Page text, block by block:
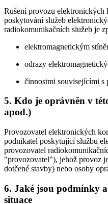
Rušení provozu elektronických
poskytování služeb
radiokomunikačních služeb je
elektromagnetickým
odrazy
činnostmi souvisejícími s
5. Kdo je oprávněn v
apod.)
Provozovatel elektronických
podnikatel poskytující službu
provozovatel
"provozovatel"), jehož provoz
dotčené stavby) nebo osoby
6. Jaké jsou podmínky
situace